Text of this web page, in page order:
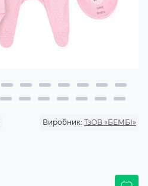
Виробник: ТзОВ «БЕМБІ»